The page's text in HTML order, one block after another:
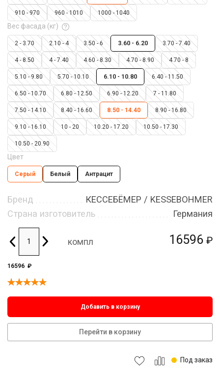
16596 ₽
910 - 970 960 - 1010 1000 - 1040
Вес фасада (кг)
2 - 3.70 2.10 - 4 3.50 - 6 3.60 - 6.20 3.70 - 7.40
4 - 8.50 4 - 7.40 4.60 - 8.30 4.70 - 8.90 4.70 - 8
5.10 - 9.80 5.70 - 10.10 6.10 - 10.80 6.40 - 11.50
6.50 - 10.70 6.80 - 12.50 6.90 - 12.20 7 - 11.80
7.50 - 14.10 8.40 - 16.60 8.50 - 14.40 8.90 - 16.80
9.10 - 16.10 10 - 20 10.20 - 17.20 10.50 - 17.30
10.50 - 20.90
Цвет
Серый Белый Антрацит
Бренд
КЕССЕБЁМЕР / KESSEBOHMER
Страна изготовитель
Германия
компл
16596 ₽
Добавить в корзину
Перейти в корзину
Под заказ